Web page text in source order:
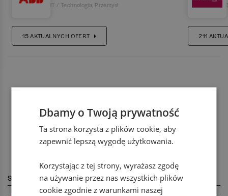
IT / Technologia Przemysł
15AKTUALNYCH OFERT 211
STREFA EKSPERTA
Dbamy o Twoją prywatność
Ta strona korzysta z plików cookie, aby
zapewnić lepszą wygodę użytkowania.
Korzystając z tej strony, wyrażasz zgodę
na używanie przez nas wszystkich plików
cookie zgodnie z warunkami naszej